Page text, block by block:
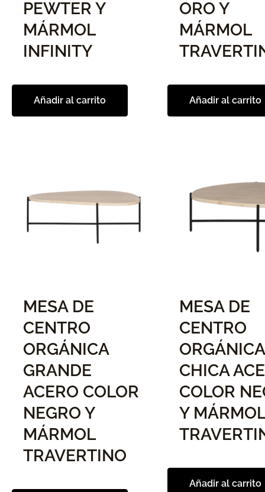
PEWTER Y
MÁRMOL
INFINITY
Añadir al carrito
ORO Y
MÁRMOL
Añadir al carrito
MESA DE
CENTRO
ORGÁNICA
GRANDE
ACERO COLOR
NEGRO Y
MÁRMOL
TRAVERTINO
MESA DE
CENTRO
ORGÁNICA
CHICA
COLOR
Y MÁRMOL
Añadir al carrito